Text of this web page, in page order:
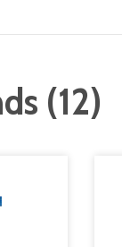
(12)